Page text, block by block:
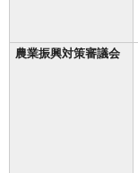
農業振興対策審議会